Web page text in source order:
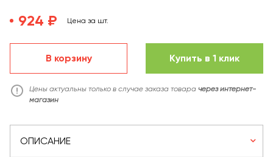
924 ₽ Цена за шт.
В корзину Купить в 1 клик
Цены актуальны только в случае заказа товара через интернет-
магазин
ОПИСАНИЕ